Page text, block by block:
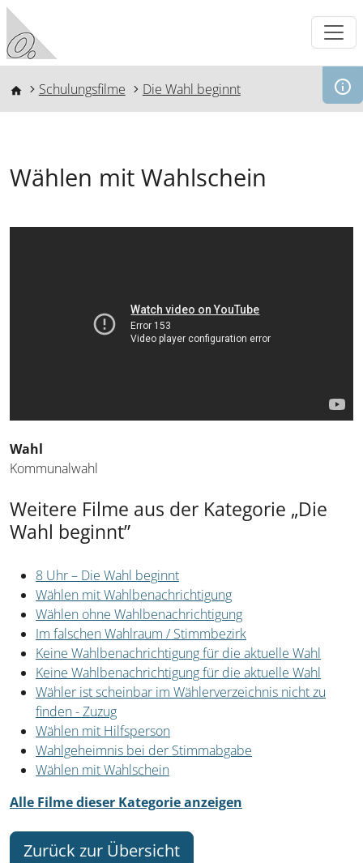
Direkt zum Inhalt
Pfadnavigation
Schulungsfilme Die Wahl beginnt
Wählen mit Wahlschein
Wahl
Kommunalwahl
Weitere Filme aus der Kategorie „Die
Wahl beginnt”
8 Uhr – Die Wahl beginnt
Wählen mit Wahlbenachrichtigung
Wählen ohne Wahlbenachrichtigung
Im falschen Wahlraum / Stimmbezirk
Keine Wahlbenachrichtigung für die aktuelle Wahl
Keine Wahlbenachrichtigung für die aktuelle Wahl
Wähler ist scheinbar im Wählerverzeichnis nicht zu
finden - Zuzug
Wählen mit Hilfsperson
Wahlgeheimnis bei der Stimmabgabe
Wählen mit Wahlschein
Alle Filme dieser Kategorie anzeigen
Zurück zur Übersicht